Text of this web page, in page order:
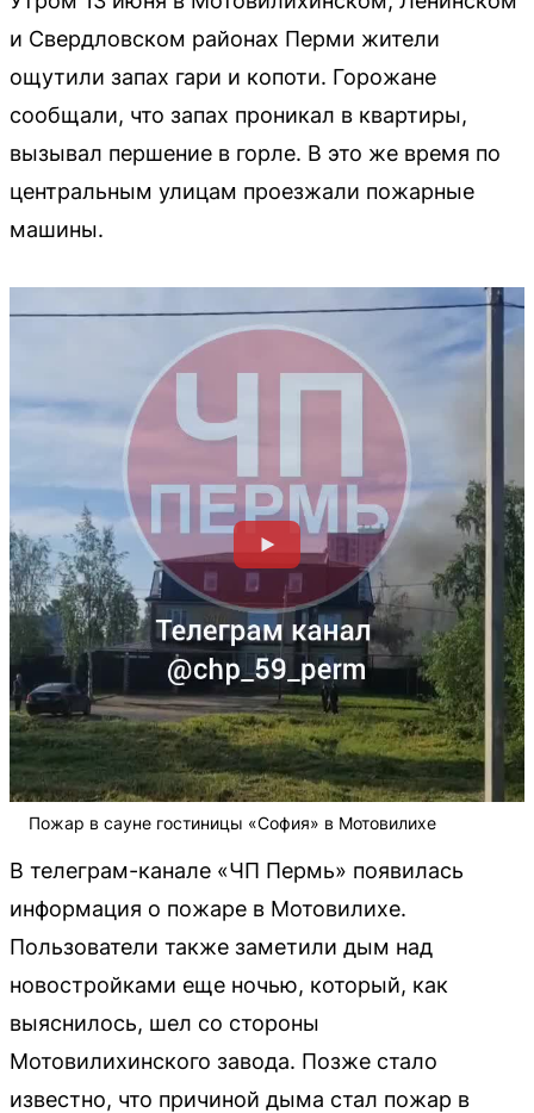
и Свердловском районах Перми жители
ощутили запах гари и копоти. Горожане
сообщали, что запах проникал в квартиры,
вызывал першение в горле. В это же время по
центральным улицам проезжали пожарные
машины.
Пожар в сауне гостиницы «София» в Мотовилихе
В телеграм-канале «ЧП Пермь» появилась
информация о пожаре в Мотовилихе.
Пользователи также заметили дым над
новостройками еще ночью, который, как
выяснилось, шел со стороны
Мотовилихинского завода. Позже стало
известно, что причиной дыма стал пожар в